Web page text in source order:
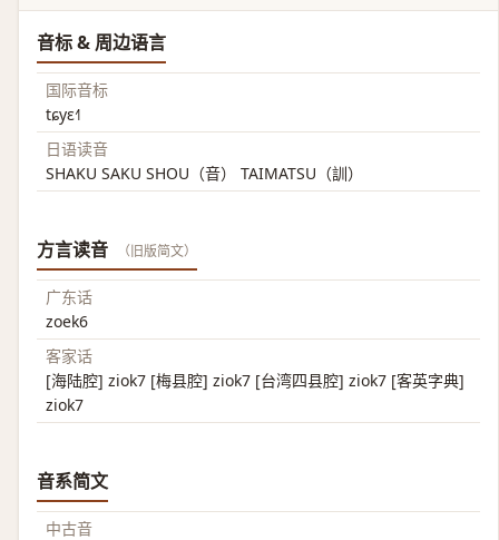
音标 & 周边语言
国际音标
tɕyɛ˧˥
日语读音
SHAKU SAKU SHOU（音） TAIMATSU（訓）
方言读音 （旧版简文）
广东话
zoek6
客家话
[海陆腔] ziok7 [梅县腔] ziok7 [台湾四县腔] ziok7 [客英字典]
ziok7
音系简文
中古音